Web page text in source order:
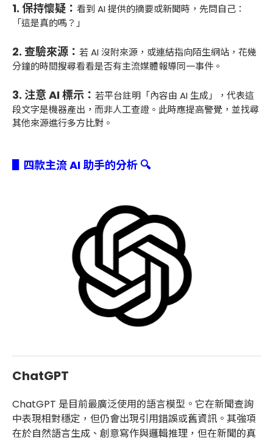
1. 保持懷疑： 看到 AI 提供的摘要或新聞時，先問自己：
「這是真的嗎？」
2. 查驗來源： 若 AI 沒附來源，或連結指向陌生網站，花幾
分鐘的時間搜尋看看是否有主流媒體報導同一事件。
3. 注意 AI 標示： 若平台註明「內容由 AI 生成」，代表這
段文字是機器產出，而非人工查證。此時應提高警覺，並找尋
其他來源進行多方比對。
▋四款主流 AI 助手的分析 🔍
ChatGPT
ChatGPT 是目前最廣泛使用的語言模型。它在新聞查詢
中表現相對穩定，但仍會出現引用錯誤或舊資訊。其強項
在於自然語言生成、創意寫作與邏輯推理，但在新聞的真